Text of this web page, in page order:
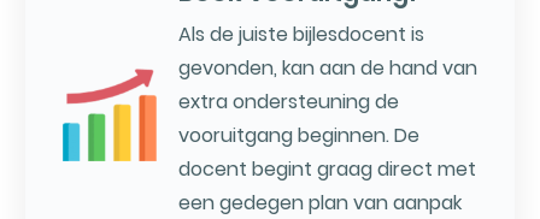
Als de juiste bijlesdocent is
gevonden, kan aan de hand van
extra ondersteuning de
vooruitgang beginnen. De
docent begint graag direct met
een gedegen plan van aanpak